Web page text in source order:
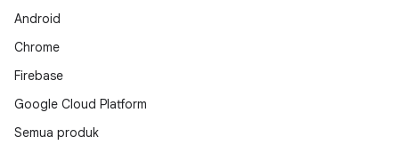
Android
Chrome
Firebase
Google Cloud Platform
Semua produk